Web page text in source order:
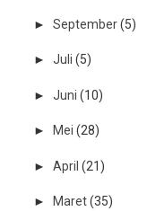
► September(5)
► Juli (5)
► Juni (10)
► Mei (28)
► April (21)
► Maret(35)